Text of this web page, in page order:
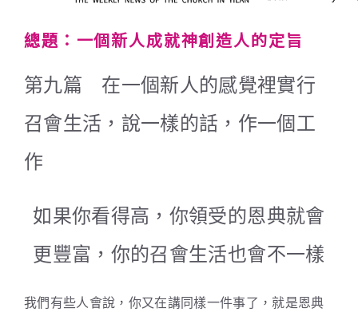
總題：一個新人成就神創造人的定旨
第九篇 在一個新人的感覺裡實行
召會生活，說一樣的話，作一個工
作
如果你看得高，你領受的恩典就會
更豐富，你的召會生活也會不一樣
我們有些人會說，你又在講同樣一件事了，就是恩典